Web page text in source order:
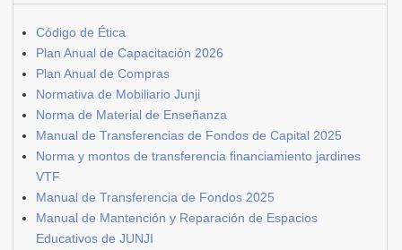
Código de Ética
Plan Anual de Capacitación 2026
Plan Anual de Compras
Normativa de Mobiliario Junji
Norma de Material de Enseñanza
Manual de Transferencias de Fondos de Capital 2025
Norma y montos de transferencia financiamiento jardines
VTF
Manual de Transferencia de Fondos 2025
Manual de Mantención y Reparación de Espacios
Educativos de JUNJI